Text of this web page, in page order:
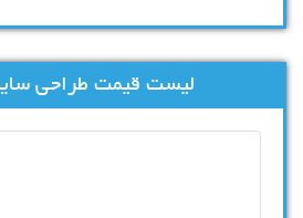
لیست قیمت طراحی